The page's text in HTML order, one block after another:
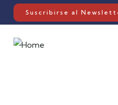
Suscribirse al